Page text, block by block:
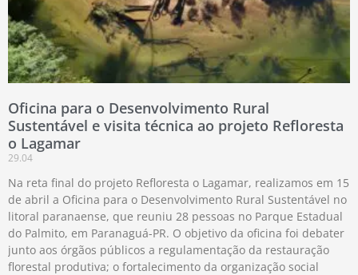
Oficina para o Desenvolvimento Rural
Sustentável e visita técnica ao projeto Refloresta
o Lagamar
29.04
Na reta final do projeto Refloresta o Lagamar, realizamos em 15
de abril a Oficina para o Desenvolvimento Rural Sustentável no
litoral paranaense, que reuniu 28 pessoas no Parque Estadual
do Palmito, em Paranaguá-PR. O objetivo da oficina foi debater
junto aos órgãos públicos a regulamentação da restauração
florestal produtiva; o fortalecimento da organização social